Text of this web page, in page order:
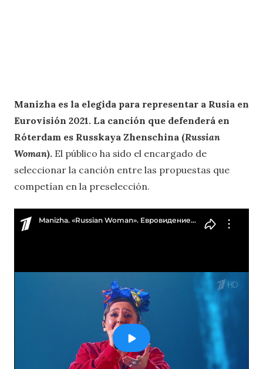
Manizha es la elegida para representar a Rusia en
Eurovisión 2021. La canción que defenderá en
Róterdam es Russkaya Zhenschina (Russian
Woman). El público ha sido el encargado de
seleccionar la canción entre las propuestas que
competían en la preselección.